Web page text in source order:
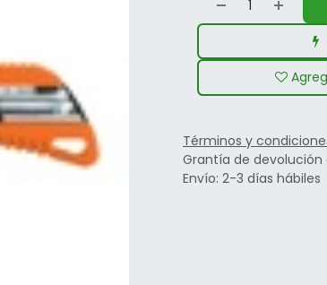
Términos y
Grantía de devolución
Envío: 2-3 días hábiles